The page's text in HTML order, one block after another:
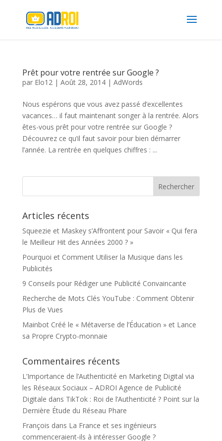
Prêt pour votre rentrée sur Google ?
par Elo12| Août 28, 2014| AdWords
Nous espérons que vous avez passé d’excellentes
vacances… il faut maintenant songer à la rentrée. Alors
êtes-vous prêt pour votre rentrée sur Google ?
Découvrez ce qu’il faut savoir pour bien démarrer
l’année. La rentrée en quelques chiffres : ...
Articles récents
Squeezie et Maskey s’Affrontent pour Savoir « Qui fera
le Meilleur Hit des Années 2000 ? »
Pourquoi et Comment Utiliser la Musique dans les
Publicités
9 Conseils pour Rédiger une Publicité Convaincante
Recherche de Mots Clés YouTube : Comment Obtenir
Plus de Vues
Mainbot Créé le « Métaverse de l’Éducation » et Lance
sa Propre Crypto-monnaie
Commentaires récents
L’Importance de l’Authenticité en Marketing Digital via
les Réseaux Sociaux – ADROI Agence de Publicité
Digitale dans TikTok : Roi de l’Authenticité ? Point sur la
Dernière Étude du Réseau Phare
François dans La France et ses ingénieurs
commenceraient-ils à intéresser Google ?